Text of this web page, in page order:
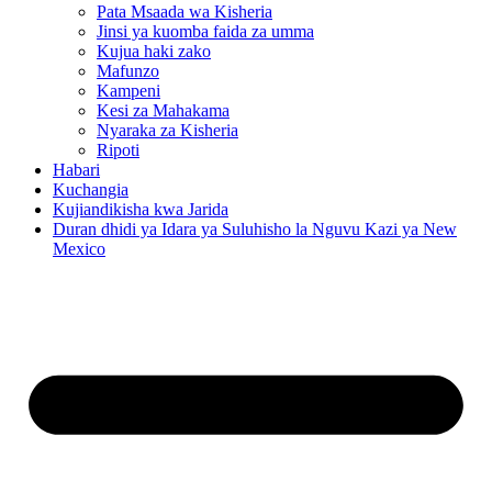
Pata Msaada wa Kisheria
Jinsi ya kuomba faida za umma
Kujua haki zako
Mafunzo
Kampeni
Kesi za Mahakama
Nyaraka za Kisheria
Ripoti
Habari
Kuchangia
Kujiandikisha kwa Jarida
Duran dhidi ya Idara ya Suluhisho la Nguvu Kazi ya New
Mexico